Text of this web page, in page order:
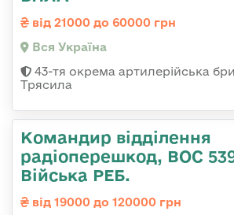
від 21000 до 60000 грн
Вся Україна
43-тя окрема артилерійська
Трясила
Командир відділення
радіоперешкод, ВОС
Війська РЕБ.
від 19000 до 120000 грн